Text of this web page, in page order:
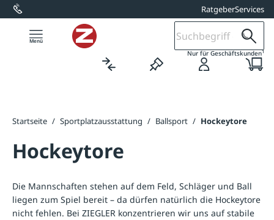
springen RatgeberServices
Nur für Geschäftskunden1
Startseite / Sportplatzausstattung / Ballsport / Hockeytore
Hockeytore
Die Mannschaften stehen auf dem Feld, Schläger und Ball
liegen zum Spiel bereit – da dürfen natürlich die Hockeytore
nicht fehlen. Bei ZIEGLER konzentrieren wir uns auf stabile